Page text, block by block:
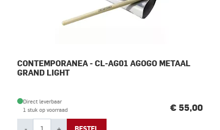
CONTEMPORANEA - CL-AG01 AGOGO METAAL
GRAND LIGHT
Direct leverbaar
1 stuk op voorraad
€ 55,00